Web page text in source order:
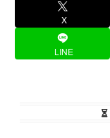
X
LINE